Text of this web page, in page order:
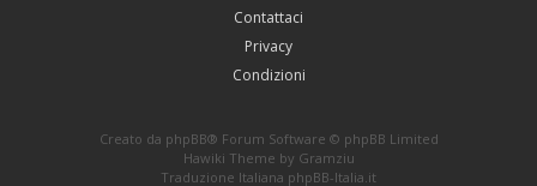
Contattaci
Privacy
Condizioni
Creato da phpBB® Forum Software © phpBB Limited
Hawiki Theme by Gramziu
Traduzione Italiana phpBB-Italia.it